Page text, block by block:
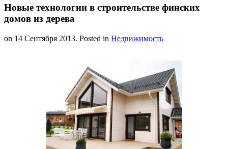
Новые технологии в строительстве финских
домов из дерева
on 14 Сентября 2013. Posted in Недвижимость